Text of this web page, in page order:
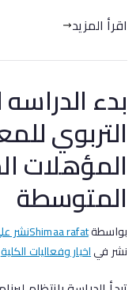
اقرأ المزيد
بدء الدراسه
التربوي
المؤهلات
المتوسطة
بواسطةShimaa rafatنشر
نشر فياخبار وفعاليات الكلية